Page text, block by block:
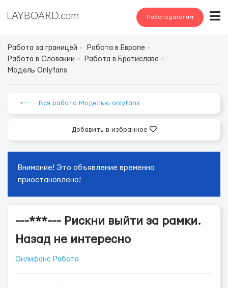
Работодателям
Работа за границей
Работа в Европе
Работа в Словакии
Работа в Братиславе
Модель Onlyfans
⟵ Вся работа Моделью onlyfans
Добавить в избранное
Внимание! Это объявление временно
приостановлено!
---***--- Рискни выйти за рамки.
Назад не интересно
Онлифанс Работа